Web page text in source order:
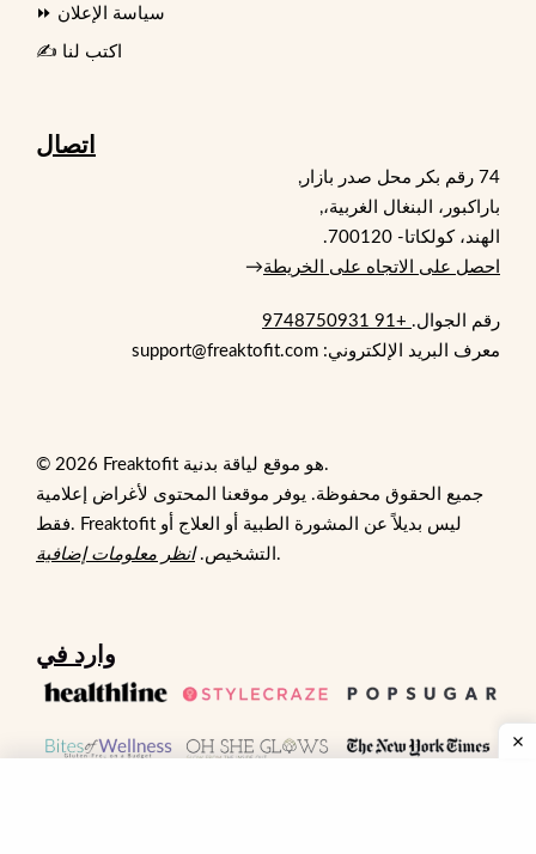
⏩ سياسة الإعلان
✍️ اكتب لنا
اتصال
74 رقم بكر محل صدر بازار,
باراكبور، البنغال الغربية،,
الهند، كولكاتا- 700120.
احصل على الاتجاه على الخريطة→
رقم الجوال. +91 9748750931
معرف البريد الإلكتروني: support@freaktofit.com
© 2026 Freaktofit هو موقع لياقة بدنية.
جميع الحقوق محفوظة. يوفر موقعنا المحتوى لأغراض إعلامية
فقط. Freaktofit ليس بديلاً عن المشورة الطبية أو العلاج أو
التشخيص.انظر معلومات إضافية .
وارد في